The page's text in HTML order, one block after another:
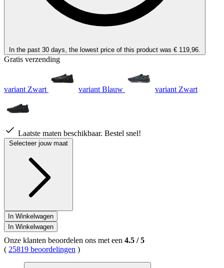
In the past 30 days, the lowest price of this product was € 119,96.
Gratis verzending
variant Zwart variant Blauw variant Zwart
Laatste maten beschikbaar. Bestel snel!
Selecteer jouw maat
In Winkelwagen
In Winkelwagen
Onze klanten beoordelen ons met een 4.5 /5
( 25819 beoordelingen )